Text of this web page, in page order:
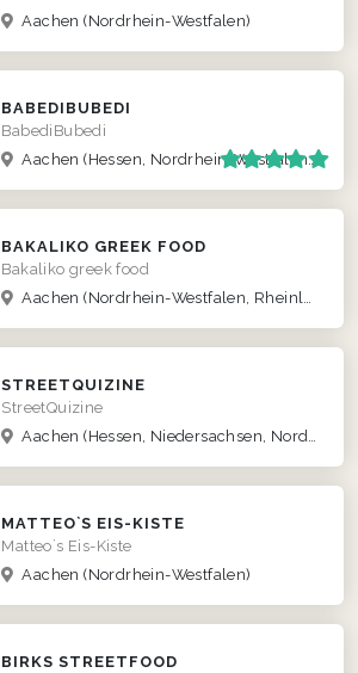
Aachen(Nordrhein-Westfalen)
BABEDIBUBEDI
BabediBubedi
Aachen(Hessen, Nordrhein-Westfalen, Rheinland-Pfalz)
BAKALIKO GREEK FOOD
Bakaliko greek food
Aachen(Nordrhein-Westfalen, Rheinland-Pfalz)
STREETQUIZINE
StreetQuizine
Aachen(Hessen, Niedersachsen, Nordrhein-Westfalen, Rheinland-Pfalz)
MATTEO`S EIS-KISTE
Matteo`s Eis-Kiste
Aachen(Nordrhein-Westfalen)
BIRKS STREETFOOD